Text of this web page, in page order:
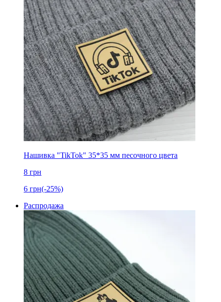
Нашивка "TikTok" 35*35 мм песочного цвета
8 грн
6 грн(-25%)
Распродажа